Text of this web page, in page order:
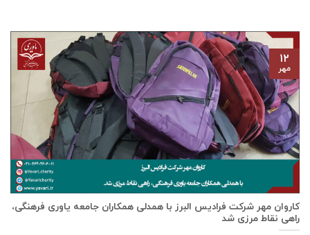
كاروان مهر شرکت فرادیس البرز با همدلی همکاران جامعه یاوری فرهنگی،
راهی نقاط مرزی شد
۱۲
مهر